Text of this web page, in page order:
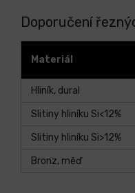
Doporučení
Materiál
Hliník, dural
Slitiny hliníku Si<12%
Slitiny hliníku Si>12%
Bronz, měď